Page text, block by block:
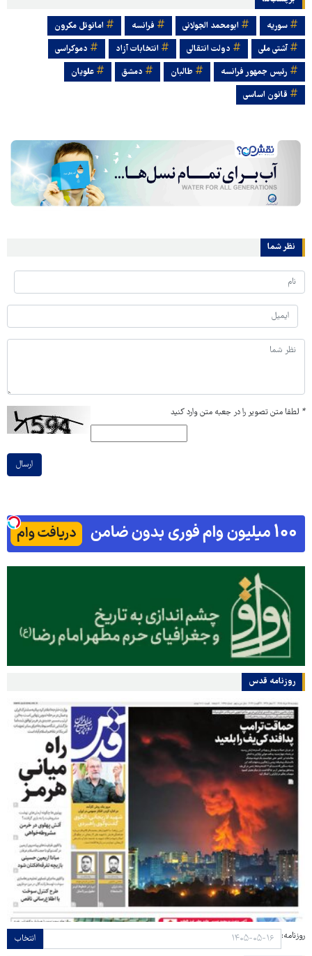
سوریه ابومحمد الجولانی فرانسه
امانوئل مکرون
آشتی ملی
دولت انتقالی انتخابات آزاد
دموکراسی
رئیس جمهور فرانسه
طالبان دمشق
علویان
قانون اساسی
نظر شما
* لطفا متن تصویر را در جعبه متن وارد کنید
ارسال
روزنامه قدس
روزنامه: انتخاب